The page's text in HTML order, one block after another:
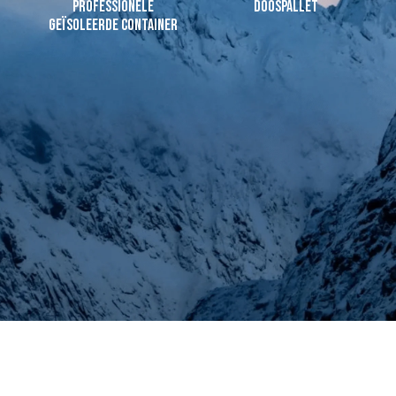
Professionele
geïsoleerde container
Doospallet